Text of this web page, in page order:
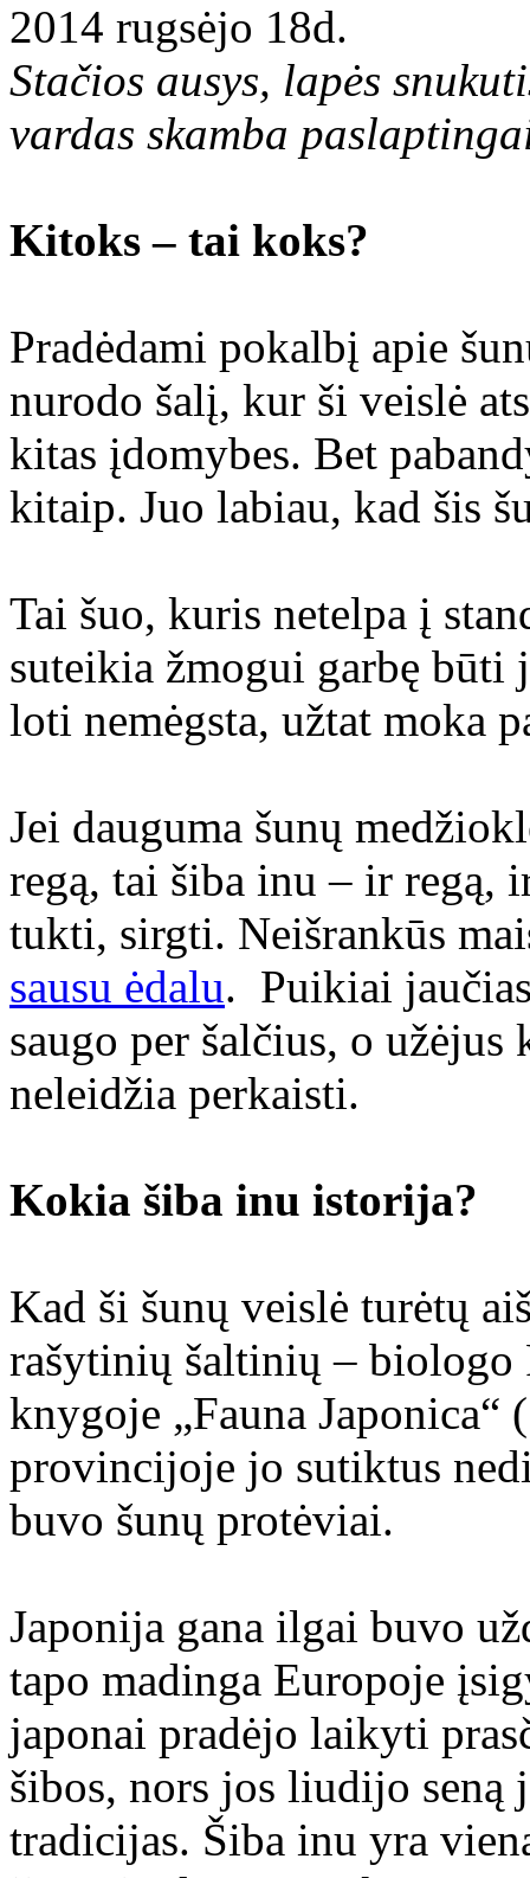
2014 rugsėjo 18d.
Stačios ausys, lapės
vardas skamba
Kitoks – tai koks?
Pradėdami pokalbį apie
nurodo šalį, kur ši veislė
kitas įdomybes. Bet
kitaip. Juo labiau, kad šis
Tai šuo, kuris netelpa į
suteikia žmogui garbę būti
loti nemėgsta, užtat moka
Jei dauguma šunų
regą, tai šiba inu – ir regą,
tukti, sirgti. Neišrankūs
sausu ėdalu. Puikiai
saugo per šalčius, o
neleidžia perkaisti.
Kokia šiba inu istorija?
Kad ši šunų veislė turėtų
rašytinių šaltinių – biologo
knygoje „Fauna
provincijoje jo sutiktus
buvo šunų protėviai.
Japonija gana ilgai buvo
tapo madinga Europoje
japonai pradėjo laikyti
šibos, nors jos liudijo
tradicijas. Šiba inu yra